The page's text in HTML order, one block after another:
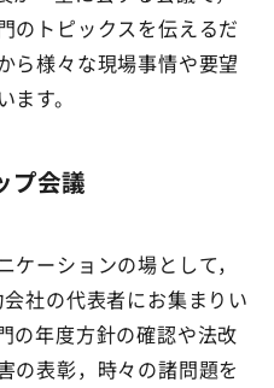
のトピックスを伝えるだ
ら様々な現場事情や要望
す。
プ会議
ーションの場として，
社の代表者にお集まりい
の年度方針の確認や法改
の表彰，時々の諸問題を